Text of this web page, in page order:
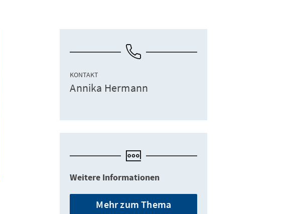
KONTAKT
Annika Hermann
Weitere Informationen
Mehr zum Thema